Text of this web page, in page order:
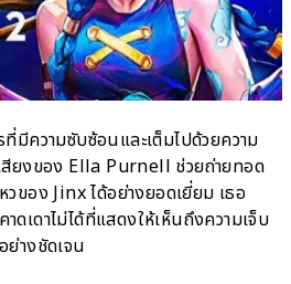
มีความซับซ้อนและเต็มไปด้วยความ
สียงของ Ella Purnell ช่วยถ่ายทอด
ของ Jinx ได้อย่างยอดเยี่ยม เธอ
เดาไม่ได้ที่แสดงให้เห็นถึงความเจ็บ
ย่างชัดเจน